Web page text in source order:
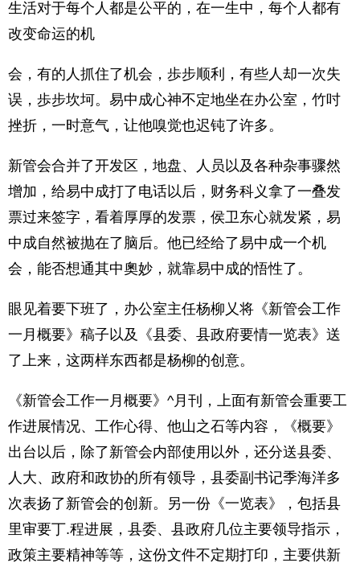
生活对于每个人都是公平的，在一生中，每个人都有
改变命运的机
会，有的人抓住了机会，歩步顺利，有些人却一次失
误，歩步坎坷。易中成心神不定地坐在办公室，竹吋
挫折，一时意气，让他嗅觉也迟钝了许多。
新管会合并了开发区，地盘、人员以及各种杂事骤然
增加，给易中成打了电话以后，财务科义拿了一叠发
票过来签字，看着厚厚的发票，侯卫东心就发紧，易
中成自然被抛在了脑后。他已经给了易中成一个机
会，能否想通其中奧妙，就靠易中成的悟性了。
眼见着要下班了，办公室主任杨柳乂将《新管会工作
一月概要》稿子以及《县委、县政府要情一览表》送
了上来，这两样东西都是杨柳的创意。
《新管会工作一月概要》^月刊，上面有新管会重要工
作进展情况、工作心得、他山之石等内容，《概要》
出台以后，除了新管会内部使用以外，还分送县委、
人大、政府和政协的所有领导，县委副书记季海洋多
次表扬了新管会的创新。另一份《一览表》，包括县
里审要丁.程进展，县委、县政府几位主要领导指示，
政策主要精神等等，这份文件不定期打印，主要供新